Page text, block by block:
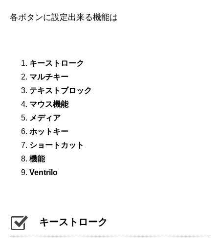
各ボタンに設定出来る機能は
キーストローク
マルチキー
テキストブロック
マウス機能
メディア
ホットキー
ショートカット
機能
Ventrilo
キーストローク